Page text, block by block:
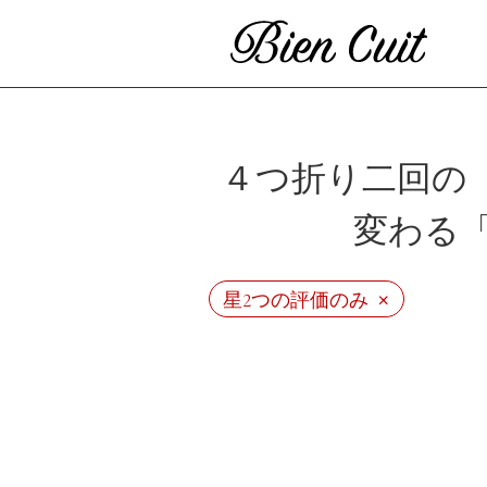
４つ折り二回
変わる
星2つの評価のみ ×